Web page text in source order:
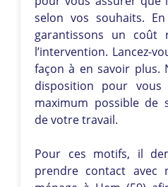
selon vos souhaits.
garantissons un coût
l’intervention. Lancez-
façon à en savoir plus.
disposition pour
maximum possible de
de votre travail.
Pour ces motifs, il
prendre contact avec